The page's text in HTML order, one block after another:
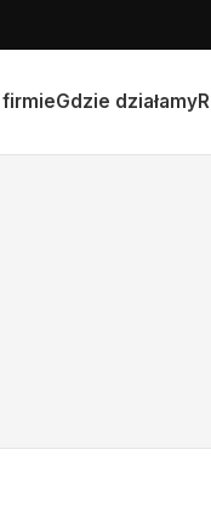
firmieGdzie działamy